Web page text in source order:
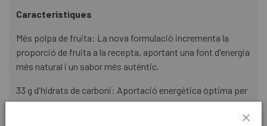
Característiques
Més polpa de fruita: La nova formulació incrementa la
proporció de fruita a la recepta, aportant una font d'energia
més natural i un sabor més autèntic.
33 g d'hidrats de carboni: Aportació energètica òptima per
a esports de resistència, ajudant a sostenir el rendiment